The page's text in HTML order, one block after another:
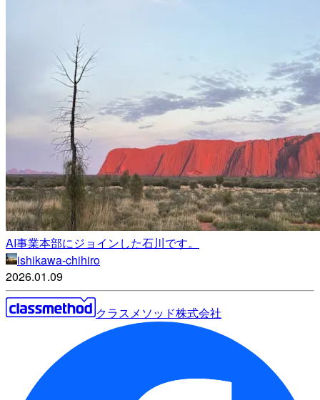
AI事業本部にジョインした石川です。
ishikawa-chihiro
2026.01.09
クラスメソッド株式会社